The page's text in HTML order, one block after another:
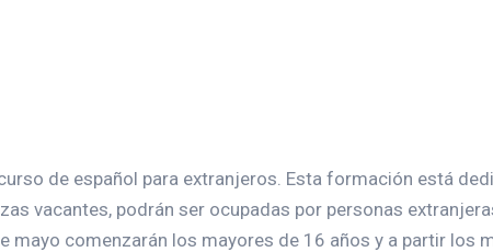
de español para extranjeros. Esta formación está
vacantes, podrán ser ocupadas por personas
comenzarán los mayores de 16 años y a partir los